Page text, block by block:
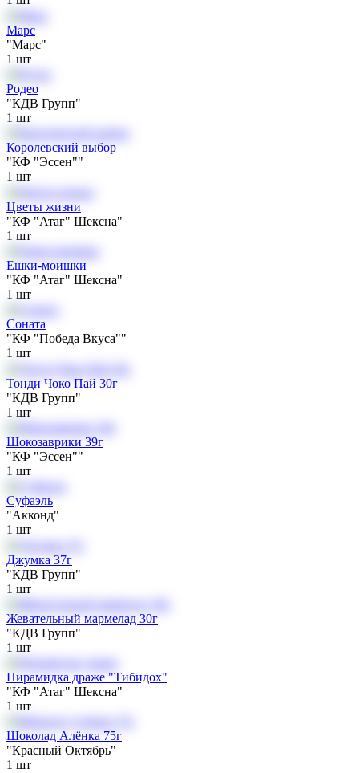
Марс
"Марс"
1 шт
Родео
"КДВ Групп"
1 шт
Королевский выбор
"КФ "Эссен""
1 шт
Цветы жизни
"КФ "Атаг" Шексна"
1 шт
Ешки-моишки
"КФ "Атаг" Шексна"
1 шт
Соната
"КФ "Победа Вкуса""
1 шт
Тонди Чоко Пай 30г
"КДВ Групп"
1 шт
Шокозаврики 39г
"КФ "Эссен""
1 шт
Суфаэль
"Акконд"
1 шт
Джумка 37г
"КДВ Групп"
1 шт
Жевательный мармелад 30г
"КДВ Групп"
1 шт
Пирамидка драже "Тибидох"
"КФ "Атаг" Шексна"
1 шт
Шоколад Алёнка 75г
"Красный Октябрь"
1 шт